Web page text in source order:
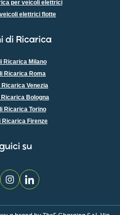
per veicoli elettrici
elettrici flotte
di Ricarica
Ricarica Milano
Ricarica Roma
Ricarica Venezia
Bologna
Ricarica Torino
Ricarica Firenze
su